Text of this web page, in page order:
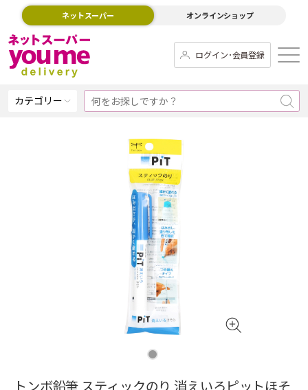
ネットスーパー オンラインショップ
ログイン･会員登録
カテゴリー
トンボ鉛筆 スティックのり 消えいろピットほそ